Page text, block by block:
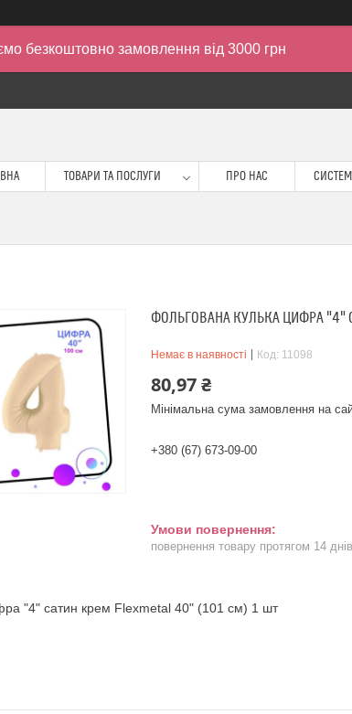
безкоштовно замовлення від 3000 грн
ТОВАРИ ТА ПОСЛУГИ ПРО НАС
ФОЛЬГОВАНА КУЛЬКА ЦИФРА "4"
Немає в наявності Код: 11098
80,97 ₴
Мінімальна сума замовлення на
+380 (67) 673-09-00
повернення товару протягом 14 днів
"4" сатин крем Flexmetal 40" (101 см) 1 шт